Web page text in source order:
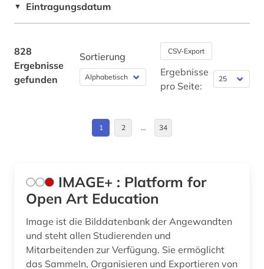
anthropologie (3)
antiheld (1)
antikensammlung (1)
antiquitätenhändler (1)
antisemitismus (motiv) (1)
antonio (1)
aquarell (2)
Deutschland (95)
Estland (1)
Großbritannien (18)
Hamburg (1)
Hessen (1)
Irland (2)
▼ Eintragungsdatum
828
Ergebnisse
gefunden
Sortierung CSV-Export
Ergebnisse
pro Seite:
1 2 … 34
IMAGE+ : Platform for
Open Art Education
Image ist die Bilddatenbank der Angewandten
und steht allen Studierenden und
Mitarbeitenden zur Verfügung. Sie ermöglicht
das Sammeln, Organisieren und Exportieren von